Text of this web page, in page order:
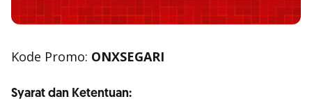
Kode Promo: ONXSEGARI
Syarat dan Ketentuan: